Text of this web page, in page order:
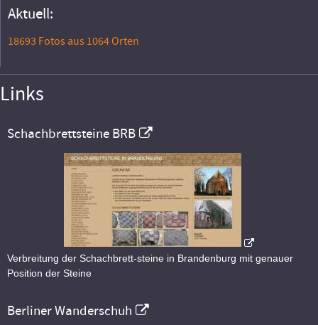
Aktuell:
18693 Fotos aus 1064 Orten
Links
Schachbrettsteine BRB
Verbreitung der Schachbrett-steine in Brandenburg mit genauer
Position der Steine
Berliner Wanderschuh